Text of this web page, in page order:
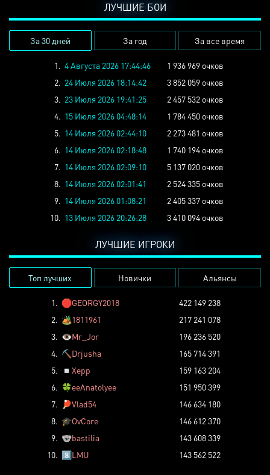
ЛУЧШИЕ БОИ
За 30 дней За год За все время
1. 4 Августа 2026 17:44:46
1 936 969 очков
2. 24 Июля 2026 18:14:42
3 852 059 очков
3. 23 Июля 2026 19:41:25
2 457 532 очков
4. 15 Июля 2026 04:48:14
1 784 450 очков
5. 14 Июля 2026 02:44:10
2 273 481 очков
6. 14 Июля 2026 02:18:48
1 740 194 очков
7. 14 Июля 2026 02:09:10
5 137 020 очков
8. 14 Июля 2026 02:01:41
2 524 335 очков
9. 14 Июля 2026 01:08:21
2 405 337 очков
10. 13 Июля 2026 20:26:28 3 410 094 очков
ЛУЧШИЕ ИГРОКИ
Топ лучших Новички Альянсы
1. 🛑GEORGY2018
422 149 238
2. 🏕️1811961
217 241 078
3. 👁️Mr_Jor
196 236 520
4. ⛏️ Drjusha
165 714 391
5.
◽ Xepp
159 163 204
6. 🍀eeAnatolyee
151 950 399
7.
🏓Vlad54
146 634 180
8. 🎓OvCore
146 612 370
9. 🐨bastilia
143 608 339
10. 8️⃣LMU 143 562 522